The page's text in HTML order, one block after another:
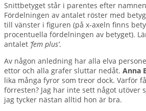
Snittbetyget står i parentes efter
Fördelningen av antalet röster med betyg
till vänster i figuren (på x-axeln finns
procentuella fördelningen av betyget).
antalet ’fem plus’.
Av någon anledning har alla elva
ettor och alla grafer sluttar nedåt. Anna
lika många fyror som treor dock. Varför
förresten? Jag har inte sett något utöver
jag tycker nästan alltid hon är bra.